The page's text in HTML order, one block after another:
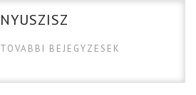
NYUSZISZ
TOVABBI BEJEGYZESEK